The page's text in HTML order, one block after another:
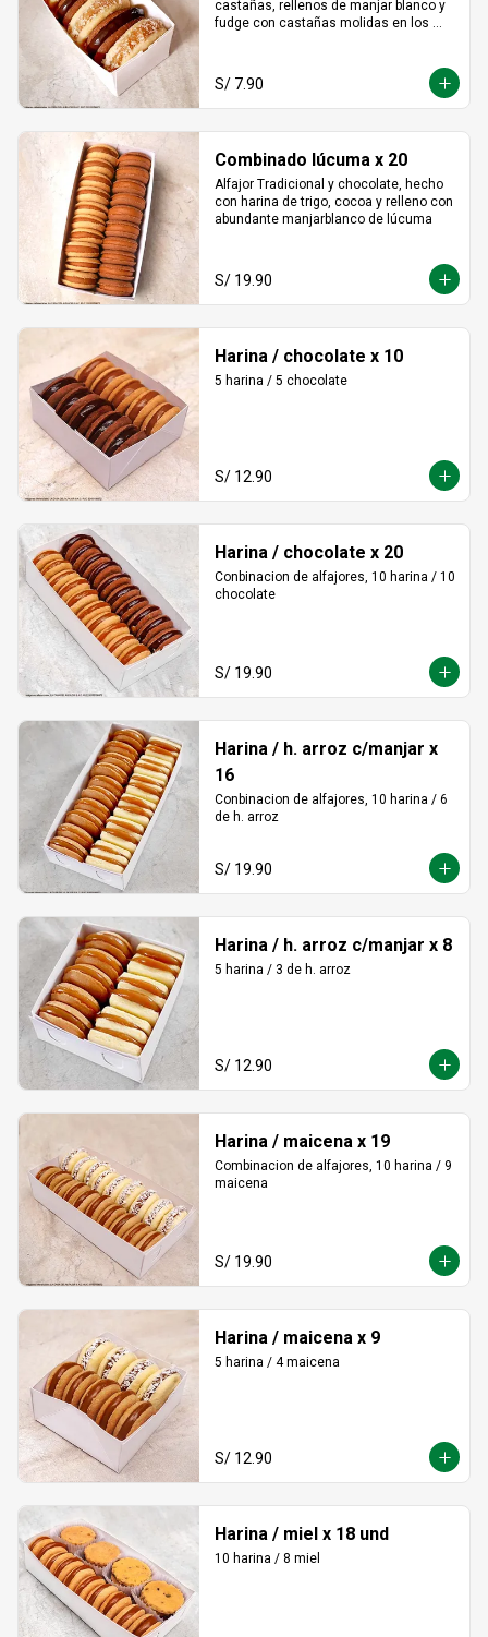
castañas, rellenos de manjar blanco y
fudge con castañas molidas en los
S/ 7.90
Combinado lúcuma x 20
Alfajor Tradicional y chocolate, hecho
con harina de trigo, cocoa y relleno con
abundante manjarblanco de lúcuma
S/ 19.90
Harina / chocolate x 10
5 harina / 5 chocolate
S/ 12.90
Harina / chocolate x 20
Conbinacion de alfajores, 10 harina / 10
chocolate
S/ 19.90
Harina / h. arroz c/manjar x
16
Conbinacion de alfajores, 10 harina / 6
de h. arroz
S/ 19.90
Harina / h. arroz c/manjar x 8
5 harina / 3 de h. arroz
S/ 12.90
Harina / maicena x 19
Combinacion de alfajores, 10 harina / 9
maicena
S/ 19.90
Harina / maicena x 9
5 harina / 4 maicena
S/ 12.90
Harina / miel x 18 und
10 harina / 8 miel